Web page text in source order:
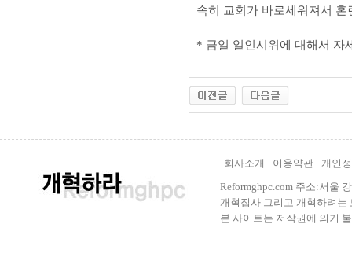
속히 교회가 바로세워져서
* 금일 일인시위에 대해서 자
회사소개 이용약관
개인
Reformghpc.com 주소:서울
개혁집사 그리고 개혁하려는
본 사이트는 저작권에 의거